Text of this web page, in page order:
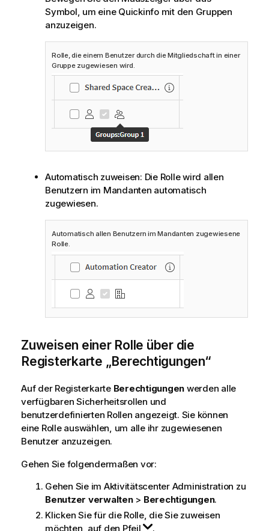
Symbol, um eine Quickinfo mit den Gruppen
anzuzeigen.
Rolle, die einem Benutzer durch die Mitgliedschaft in einer
Gruppe zugewiesen wird.
Automatisch zuweisen: Die Rolle wird allen
Benutzern im Mandanten automatisch
zugewiesen.
Automatisch allen Benutzern im Mandanten zugewiesene
Rolle.
Zuweisen einer Rolle über die
Registerkarte „Berechtigungen“
Auf der Registerkarte Berechtigungen werden alle
verfügbaren Sicherheitsrollen und
benutzerdefinierten Rollen angezeigt. Sie können
eine Rolle auswählen, um alle ihr zugewiesenen
Benutzer anzuzeigen.
Gehen Sie folgendermaßen vor:
Gehen Sie im Aktivitätscenter Administration zu
Benutzer verwalten> Berechtigungen.
Klicken Sie für die Rolle, die Sie zuweisen
möchten, auf den Pfeil
.